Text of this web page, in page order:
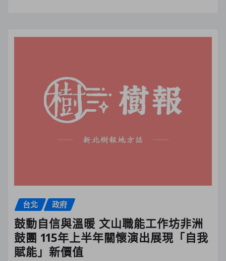
台北 政府
鼓動自信與溫暖 文山職能工作坊非洲
鼓團 115年上半年關懷演出展現「自我
賦能」新價值